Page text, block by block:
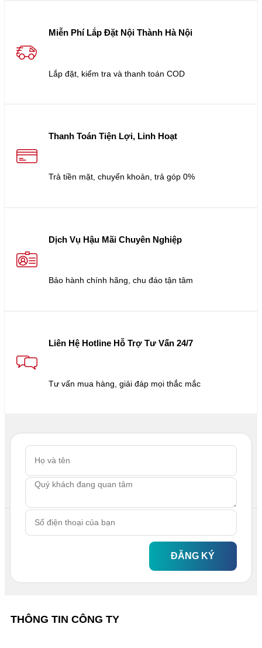
Miễn Phí Lắp Đặt Nội Thành Hà Nội
Lắp đặt, kiểm tra và thanh toán COD
Thanh Toán Tiện Lợi, Linh Hoạt
Trả tiền mặt, chuyển khoản, trả góp 0%
Dịch Vụ Hậu Mãi Chuyên Nghiệp
Bảo hành chính hãng, chu đáo tận tâm
Liên Hệ Hotline Hỗ Trợ Tư Vấn 24/7
Tư vấn mua hàng, giải đáp mọi thắc mắc
ĐĂNG KÝ
THÔNG TIN CÔNG TY